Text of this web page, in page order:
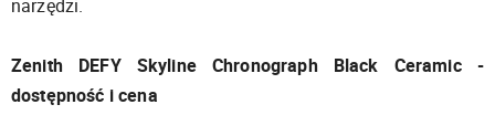
narzędzi.
Zenith DEFY Skyline Chronograph Black Ceramic -
dostępność i cena